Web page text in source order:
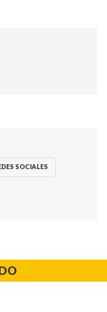
SOCIALES